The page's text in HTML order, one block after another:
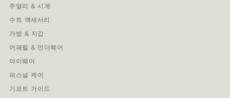
주얼리 & 시계
수트 액세서리
가방 & 지갑
어패럴 & 언더웨어
아이웨어
퍼스널 케어
기프트 가이드